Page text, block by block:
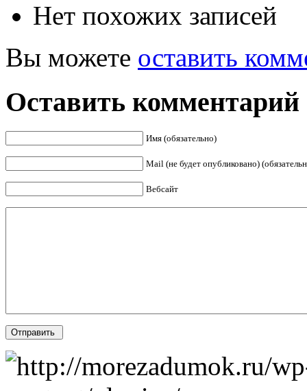
Нет похожих записей
Вы можете оставить
Оставить комментарий
Имя (обязательно)
Mail (не будет опубликовано)
Вебсайт